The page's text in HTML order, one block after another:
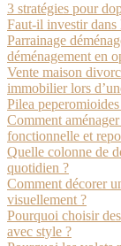
3 stratégies pour
Faut-il investir
Parrainage
déménagement en
Vente maison
immobilier lors
Pilea
Comment
fonctionnelle et
Quelle colonne de
quotidien ?
Comment décorer
visuellement ?
Pourquoi choisir
avec style ?